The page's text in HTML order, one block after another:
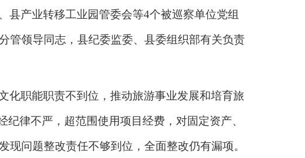
县产业转移工业园管委会等4个被巡察单位党组
管领导同志，县纪委监委、县委组织部有关负责
化职能职责不到位，推动旅游事业发展和培育旅
纪律不严，超范围使用项目经费，对固定资产、
问题整改责任不够到位，全面整改仍有漏项。